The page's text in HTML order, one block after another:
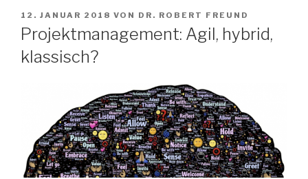
VERÖFFENTLICHT
AM
12. JANUAR 2018 VON DR. ROBERT FREUND
Projektmanagement: Agil, hybrid,
klassisch?